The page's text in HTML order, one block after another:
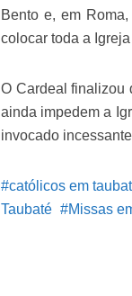
Bento e, em
colocar toda a
O Cardeal finalizou
ainda impedem a
invocado
católicos em
Taubaté
Missas